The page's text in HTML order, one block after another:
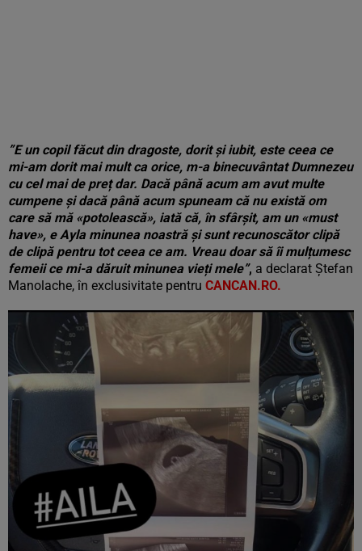
”E un copil făcut din dragoste, dorit și iubit, este ceea ce
mi-am dorit mai mult ca orice, m-a binecuvântat Dumnezeu
cu cel mai de preț dar. Dacă până acum am avut multe
cumpene și dacă până acum spuneam că nu există om
care să mă «potolească», iată că, în sfârșit, am un «must
have», e Ayla minunea noastră și sunt recunoscător clipă
de clipă pentru tot ceea ce am. Vreau doar să îi mulțumesc
femeii ce mi-a dăruit minunea vieți mele”, a declarat Ștefan
Manolache, în exclusivitate pentru CANCAN.RO.